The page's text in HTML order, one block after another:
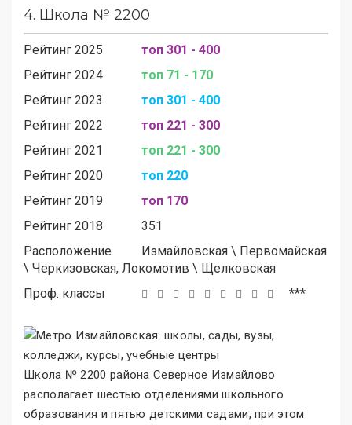
4. Школа № 2200
Рейтинг 2025
топ 301 - 400
Рейтинг 2024
топ 71 - 170
Рейтинг 2023
топ 301 - 400
Рейтинг 2022
топ 221 - 300
Рейтинг 2021
топ 221 - 300
Рейтинг 2020
топ 220
Рейтинг 2019
топ 170
Рейтинг 2018
351
Расположение
Измайловская \ Первомайская
\ Черкизовская, Локомотив \ Щелковская
Проф. классы
***
Школа № 2200 района Северное Измайлово
располагает шестью отделениями школьного
образования и пятью детскими садами, при этом